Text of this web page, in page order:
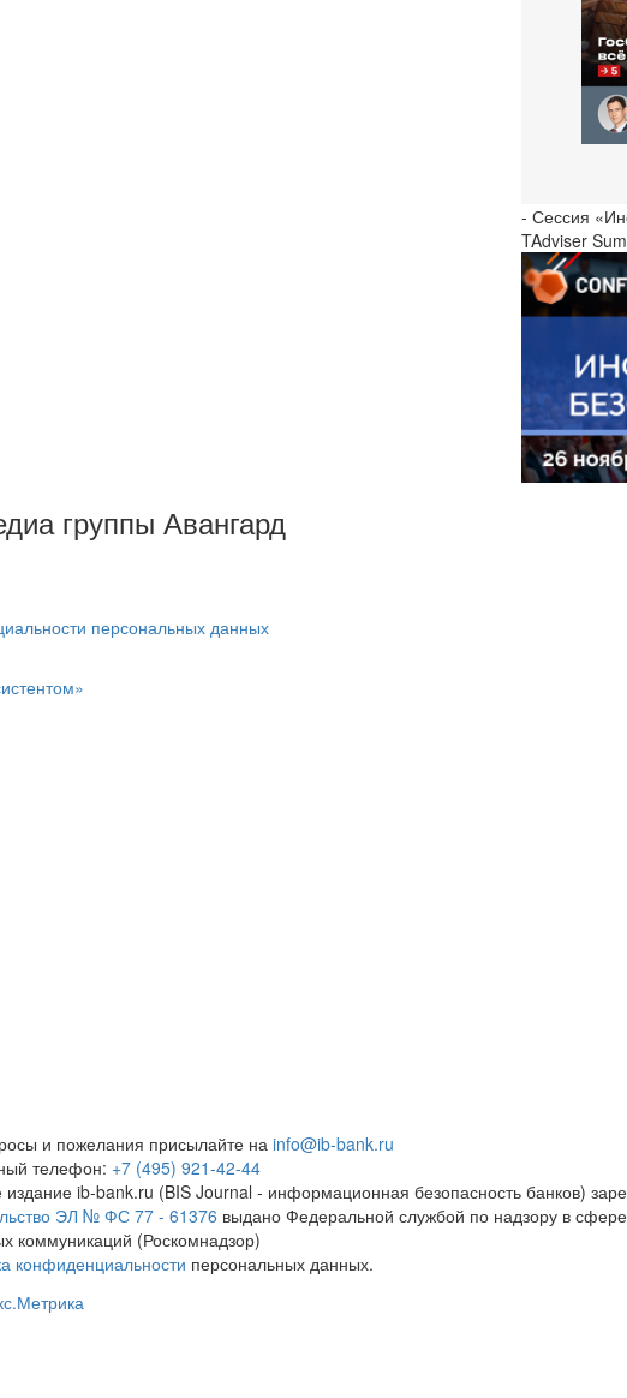
- Сессия
TAdviser
группы Авангард
персональных данных
и пожелания присылайте на info@ib-bank.ru
телефон: +7 (495) 921-42-44
издание ib-bank.ru (BIS Journal - информационная безопасность банков)
ЭЛ № ФС 77 - 61376 выдано Федеральной службой по надзору в
коммуникаций (Роскомнадзор)
конфиденциальности персональных данных.